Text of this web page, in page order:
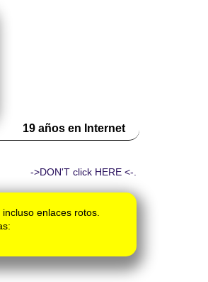
19 años en Internet
->DON'T click HERE <-.
enlaces rotos.